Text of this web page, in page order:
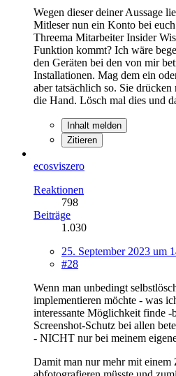
Wegen dieser deiner Aussage
Mitleser nun ein Konto bei
Threema Mitarbeiter Insider
Funktion kommt? Ich wäre
den Geräten bei den von mir
Installationen. Mag dem ein
aber tatsächlich so. Sie
die Hand. Lösch mal dies und
Inhalt melden
Zitieren
ecosviszero
Reaktionen
798
Beiträge
1.030
25. September 2023 um
#28
Wenn man unbedingt
implementieren möchte - was
interessante Möglichkeit finde -
Screenshot-Schutz bei allen
- NICHT nur bei meinem
Damit man nur mehr mit